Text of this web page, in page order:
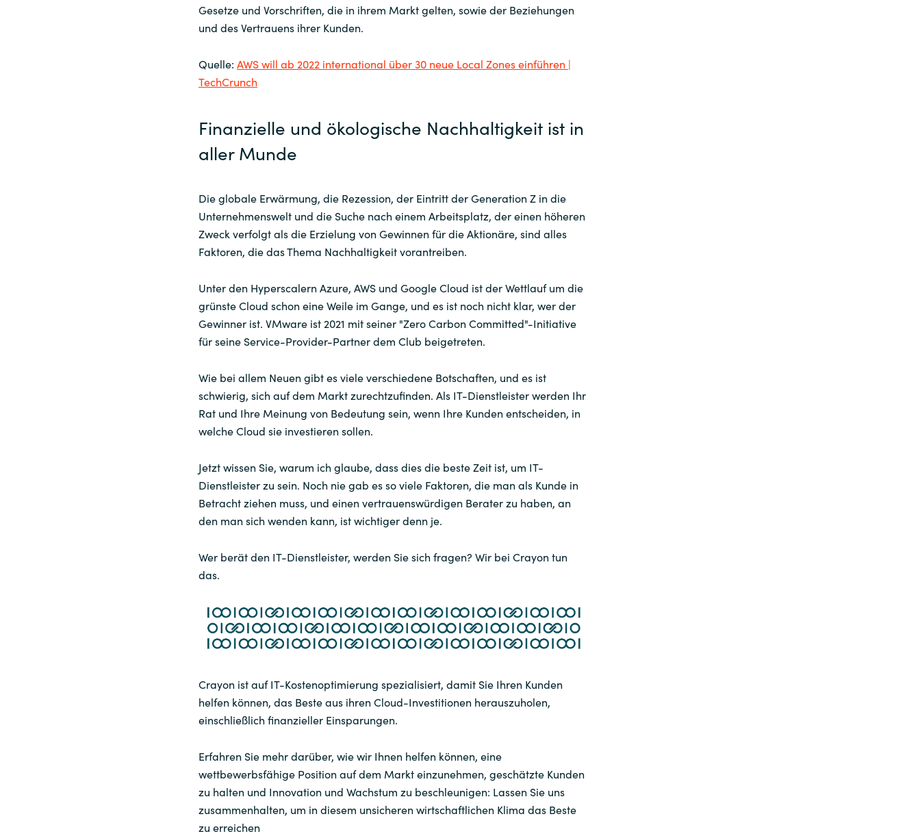
Gesetze und Vorschriften, die in ihrem Markt gelten, sowie der Beziehungen
und des Vertrauens ihrer Kunden.
Quelle: AWS will ab 2022 international über 30 neue Local Zones einführen |
TechCrunch
Finanzielle und ökologische Nachhaltigkeit ist in
aller Munde
Die globale Erwärmung, die Rezession, der Eintritt der Generation Z in die
Unternehmenswelt und die Suche nach einem Arbeitsplatz, der einen höheren
Zweck verfolgt als die Erzielung von Gewinnen für die Aktionäre, sind alles
Faktoren, die das Thema Nachhaltigkeit vorantreiben.
Unter den Hyperscalern Azure, AWS und Google Cloud ist der Wettlauf um die
grünste Cloud schon eine Weile im Gange, und es ist noch nicht klar, wer der
Gewinner ist. VMware ist 2021 mit seiner "Zero Carbon Committed"-Initiative
für seine Service-Provider-Partner dem Club beigetreten.
Wie bei allem Neuen gibt es viele verschiedene Botschaften, und es ist
schwierig, sich auf dem Markt zurechtzufinden. Als IT-Dienstleister werden Ihr
Rat und Ihre Meinung von Bedeutung sein, wenn Ihre Kunden entscheiden, in
welche Cloud sie investieren sollen.
Jetzt wissen Sie, warum ich glaube, dass dies die beste Zeit ist, um IT-
Dienstleister zu sein. Noch nie gab es so viele Faktoren, die man als Kunde in
Betracht ziehen muss, und einen vertrauenswürdigen Berater zu haben, an
den man sich wenden kann, ist wichtiger denn je.
Wer berät den IT-Dienstleister, werden Sie sich fragen? Wir bei Crayon tun
das.
Crayon ist auf IT-Kostenoptimierung spezialisiert, damit Sie Ihren Kunden
helfen können, das Beste aus ihren Cloud-Investitionen herauszuholen,
einschließlich finanzieller Einsparungen.
Erfahren Sie mehr darüber, wie wir Ihnen helfen können, eine
wettbewerbsfähige Position auf dem Markt einzunehmen, geschätzte Kunden
zu halten und Innovation und Wachstum zu beschleunigen: Lassen Sie uns
zusammenhalten, um in diesem unsicheren wirtschaftlichen Klima das Beste
zu erreichen